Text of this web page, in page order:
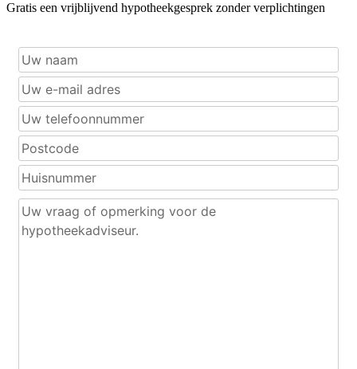
Gratis een vrijblijvend hypotheekgesprek zonder verplichtingen